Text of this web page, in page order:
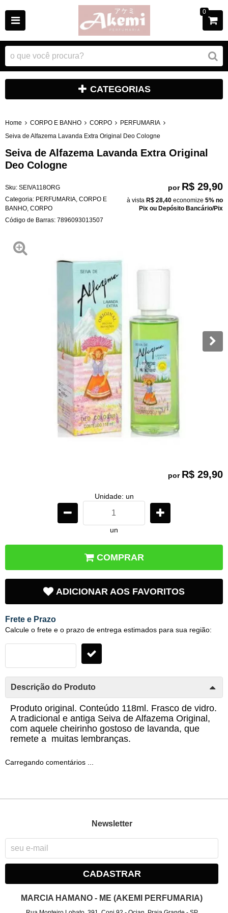
0
CATEGORIAS
Home CORPO E BANHO CORPO
PERFUMARIA
Seiva de Alfazema Lavanda Extra Original Deo Cologne
Seiva de Alfazema Lavanda Extra Original
Deo Cologne
Sku: SEIVA118ORG
Categoria: PERFUMARIA CORPO E
BANHO CORPO
Código de Barras: 7896093013507
por R$ 29,90
à vista R$ 28,40 economize 5% no
Pix ou Depósito Bancário/Pix
por R$ 29,90
Unidade: un
un
COMPRAR
ADICIONAR AOS FAVORITOS
Frete e Prazo
Calcule o frete e o prazo de entrega estimados para sua região:
Descrição do Produto
Produto original. Conteúdo 118ml. Frasco de vidro.
A tradicional e antiga Seiva de Alfazema Original,
com aquele cheirinho gostoso de lavanda, que
remete a muitas lembranças.
Carregando comentários ...
Newsletter
CADASTRAR
MARCIA HAMANO - ME (AKEMI PERFUMARIA)